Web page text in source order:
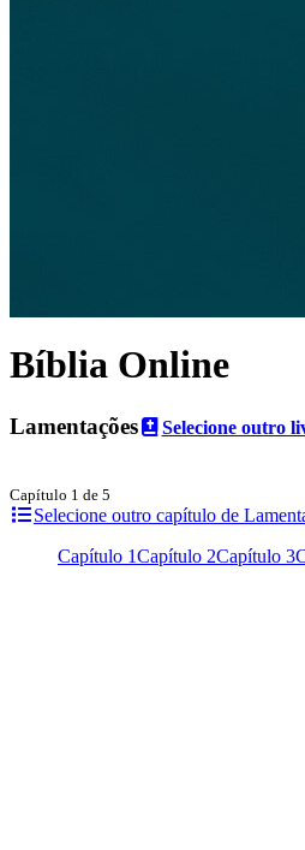
Bíblia Online
Lamentações Selecione outro
Capítulo 1 de 5
Selecione outro capítulo de
Capítulo 1Capítulo 2Capítulo 3